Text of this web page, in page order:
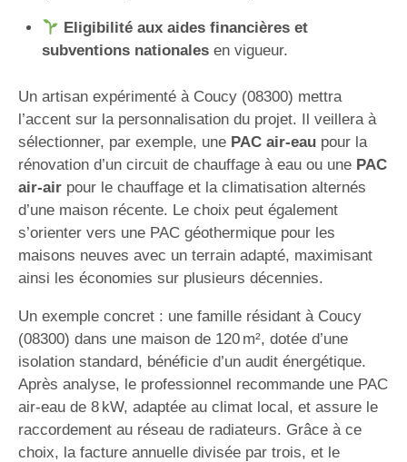
Eligibilité aux aides financières et
subventions nationalesen vigueur.
Un artisan expérimenté à Coucy (08300) mettra
l’accent sur la personnalisation du projet. Il veillera à
sélectionner, par exemple, une PAC air-eau pour la
rénovation d’un circuit de chauffage à eau ou une PAC
air-air pour le chauffage et la climatisation alternés
d’une maison récente. Le choix peut également
s’orienter vers une PAC géothermique pour les
maisons neuves avec un terrain adapté, maximisant
ainsi les économies sur plusieurs décennies.
Un exemple concret : une famille résidant à Coucy
(08300) dans une maison de 120 m², dotée d’une
isolation standard, bénéficie d’un audit énergétique.
Après analyse, le professionnel recommande une PAC
air-eau de 8 kW, adaptée au climat local, et assure le
raccordement au réseau de radiateurs. Grâce à ce
choix, la facture annuelle divisée par trois, et le